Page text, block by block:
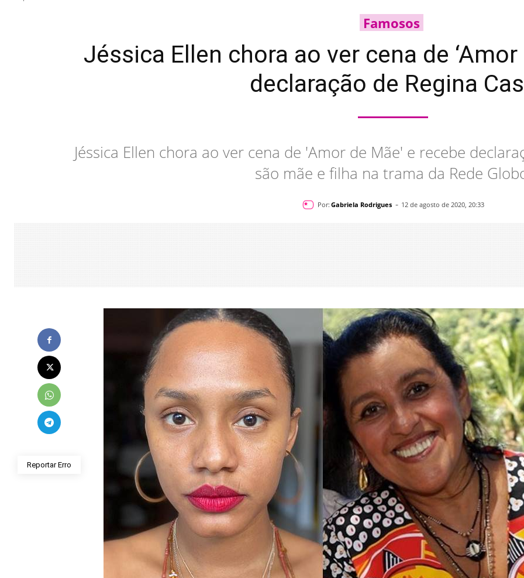
Famosos
Jéssica Ellen chora ao ver cena de ‘Amor
declaração de Regina
Jéssica Ellen chora ao ver cena de 'Amor de Mãe' e recebe
são mãe e filha na trama da Rede
Por: Gabriela Rodrigues - 12 de agosto de 2020, 20:33
Reportar Erro